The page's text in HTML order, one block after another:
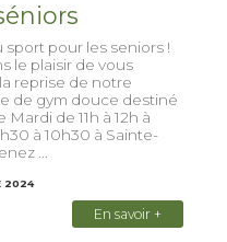
sport pour les seniors !
le plaisir de vous
reprise de notre
de gym douce destiné
de 11h à 12h à
à 10h30 à Sainte-
...
2024
En savoir +